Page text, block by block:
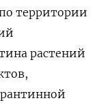
территории
растений